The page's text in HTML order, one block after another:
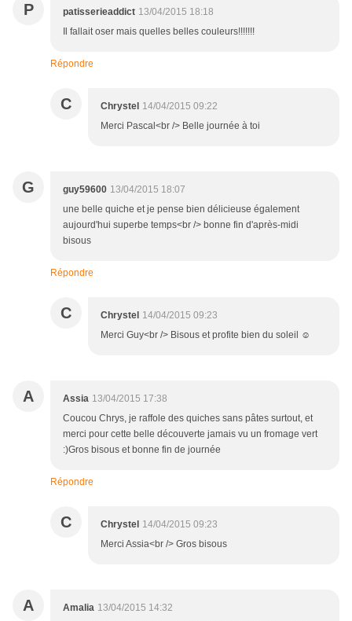
P patisserieaddict 13/04/2015 18:18
Il fallait oser mais quelles belles couleurs!!!!!!!
Répondre
C Chrystel 14/04/2015 09:22
Merci Pascal<br /> Belle journée à toi
G guy59600 13/04/2015 18:07
une belle quiche et je pense bien délicieuse également
aujourd'hui superbe temps<br /> bonne fin d'après-midi
bisous
Répondre
C Chrystel 14/04/2015 09:23
Merci Guy<br /> Bisous et profite bien du soleil ☺
A Assia 13/04/2015 17:38
Coucou Chrys, je raffole des quiches sans pâtes surtout, et
merci pour cette belle découverte jamais vu un fromage vert
:)Gros bisous et bonne fin de journée
Répondre
C Chrystel 14/04/2015 09:23
Merci Assia<br /> Gros bisous
A Amalia 13/04/2015 14:32